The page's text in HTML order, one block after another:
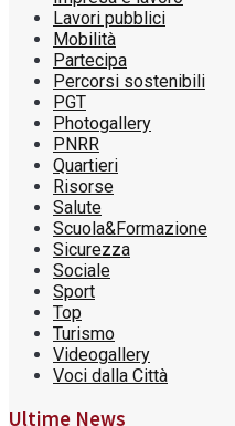
Lavori pubblici
Mobilità
Partecipa
Percorsi sostenibili
PGT
Photogallery
PNRR
Quartieri
Risorse
Salute
Scuola&Formazione
Sicurezza
Sociale
Sport
Top
Turismo
Videogallery
Voci dalla Città
Ultime News